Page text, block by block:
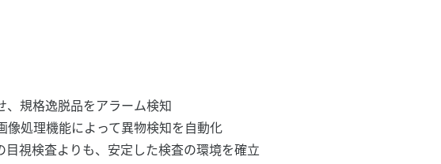
規格逸脱品をアラーム検知
処理機能によって異物検知を自動化
視検査よりも、安定した検査の環境を確立